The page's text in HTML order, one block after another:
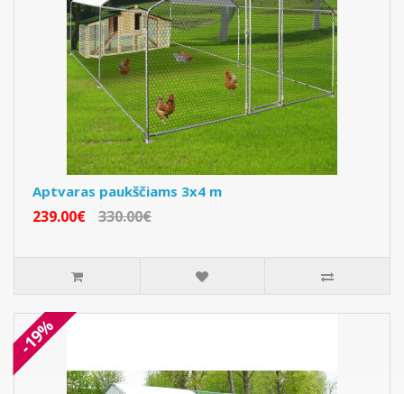
Aptvaras paukščiams 3x4 m
239.00€ 330.00€
-19%